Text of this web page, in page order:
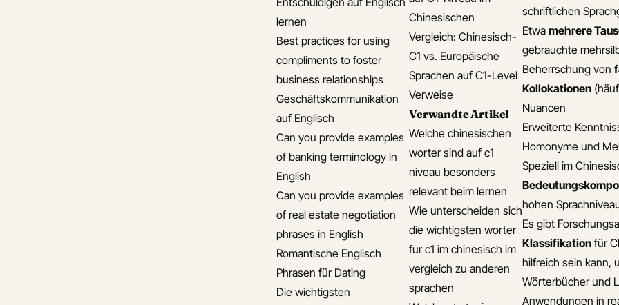
lernen
Best practices for using
compliments to foster
business relationships
Geschäftskommunikation
auf Englisch
Can you provide examples
of banking terminology in
English
Can you provide examples
of real estate negotiation
phrases in English
Romantische Englisch
Phrasen für Dating
Die wichtigsten
Chinesischen
Vergleich: Chinesisch-
C1 vs. Europäische
Sprachen auf C1-Level
Verweise
Verwandte Artikel
Welche chinesischen
worter sind auf c1
niveau besonders
relevant beim lernen
Wie unterscheiden sich
die wichtigsten worter
fur c1 im chinesisch im
vergleich zu anderen
sprachen
schriftlichen
Etwa mehrere
gebrauchte
Beherrschung von
Kollokationen
Nuancen
Erweiterte
Homonyme und
Speziell im
hohen
Es gibt
Klassifikation für
hilfreich sein kann,
Wörterbücher und
Anwendungen in